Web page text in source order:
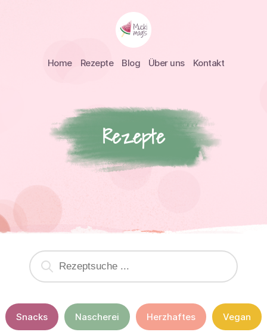
Home Rezepte Blog Über uns Kontakt
Rezepte
Snacks Nascherei Herzhaftes Vegan